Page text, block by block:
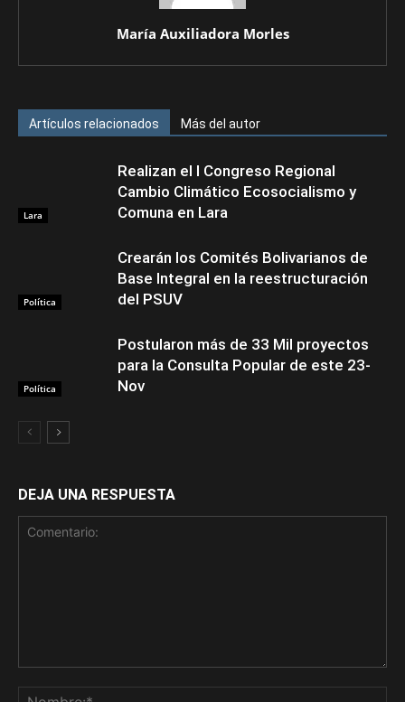
María Auxiliadora Morles
Artículos relacionados Más del autor
Lara
Realizan el I Congreso Regional
Cambio Climático Ecosocialismo y
Comuna en Lara
Política
Crearán los Comités Bolivarianos de
Base Integral en la reestructuración
del PSUV
Política
Postularon más de 33 Mil proyectos
para la Consulta Popular de este 23-
Nov
DEJA UNA RESPUESTA